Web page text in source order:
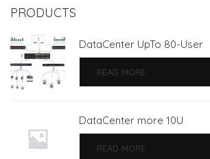
PRODUCTS
DataCenter UpTo 80-User
READ MORE
DataCenter more 10U
READ MORE